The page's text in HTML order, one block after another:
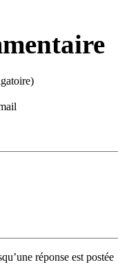
réponse est postée